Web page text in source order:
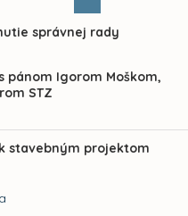
správnej rady
pánom Igorom Moškom,
STZ
stavebným projektom